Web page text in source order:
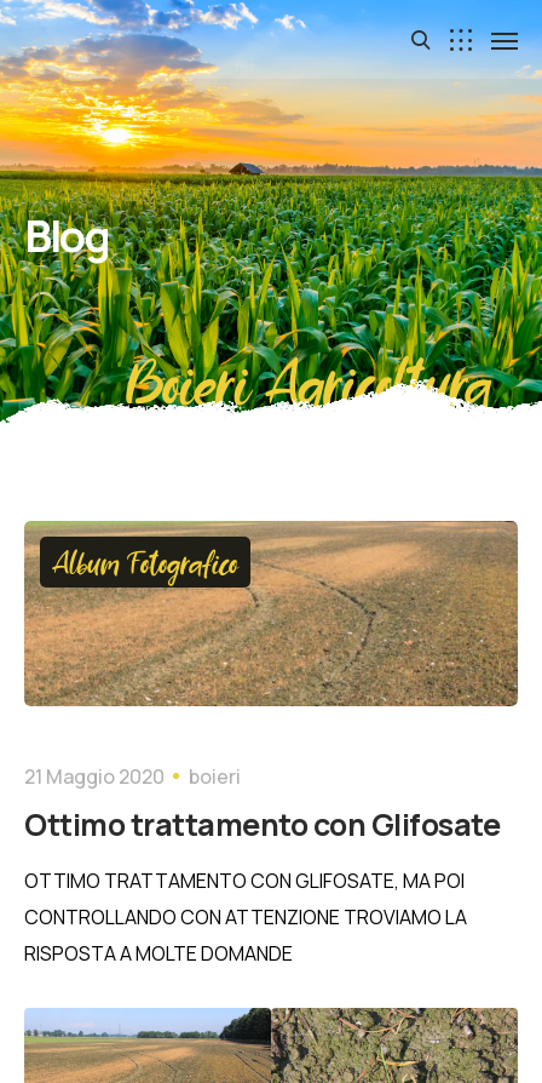
Blog
Boieri Agricoltura
Album Fotografico
21 Maggio 2020 boieri
Ottimo trattamento con Glifosate
OTTIMO TRATTAMENTO CON GLIFOSATE, MA POI
CONTROLLANDO CON ATTENZIONE TROVIAMO LA
RISPOSTA A MOLTE DOMANDE